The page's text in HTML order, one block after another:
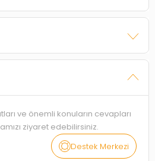
ve önemli konuların cevapları
ziyaret edebilirsiniz.
Destek Merkezi